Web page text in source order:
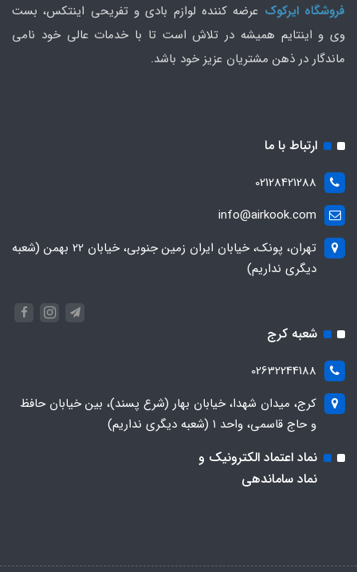
فروشگاه ایرکوک عرضه کننده لوازم بادی و تفریحی اینتکس، بست
وی و اینتایم همیشه در تلاش است تا با خدمات عالی خود نامی
ماندگار در ذهن مشتریان عزیز خود باشد.
ارتباط با ما
02128421288
info@airkook.com
تهران، پونک، خیابان ایران زمین جنوبی، خیابان 22 بهمن (شعبه
دیگری نداریم)
شعبه کرج
02632244188
کرج، میدان شهدا، خیابان بهار (شرع پسند)، بین خیابان حافظ
و حاج قاسمی، واحد ۱ (شعبه دیگری نداریم)
نماد اعتماد الکترونیک و
نماد ساماندهی